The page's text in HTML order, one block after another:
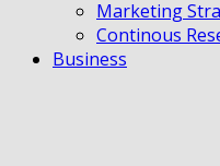
Marketing
Continous
Business